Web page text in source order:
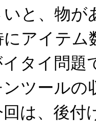
と、物が
アイテム
タイ問題
ツールの
は、後付